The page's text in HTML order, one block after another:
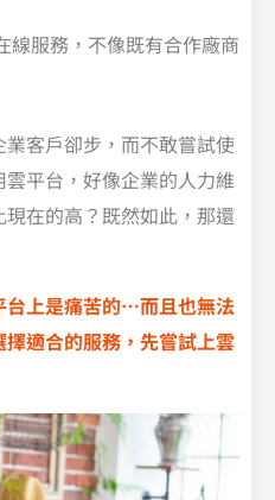
線服務，不像既有合作廠商
客戶卻步，而不敢嘗試使
平台，好像企業的人力維
在的高？既然如此，那還
台上是痛苦的…而且也無法
適合的服務，先嘗試上雲